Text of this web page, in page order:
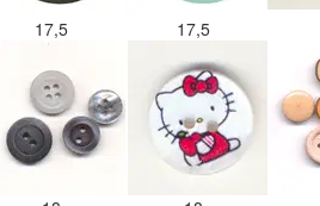
17,5 17,5